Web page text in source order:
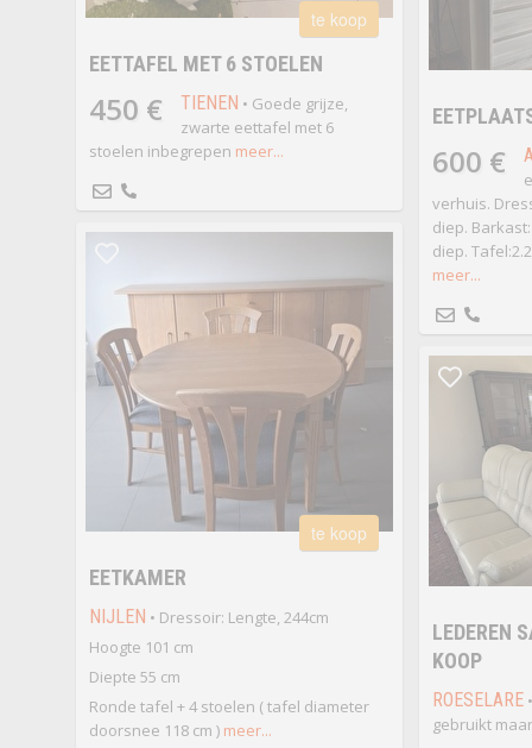
te koop
EETTAFEL MET 6 STOELEN
450 € TIENEN • Goede grijze,
zwarte eettafel met 6
stoelen inbegrepen meer... 600 €
verhuis.
diep.
diep.
meer...
te koop
EETKAMER
NIJLEN • Dressoir: Lengte, 244cm
Hoogte 101 cm
Diepte 55 cm
Ronde tafel + 4 stoelen ( tafel diameter
doorsnee 118 cm ) meer...
LEDEREN
KOOP
ROESELARE
gebruikt